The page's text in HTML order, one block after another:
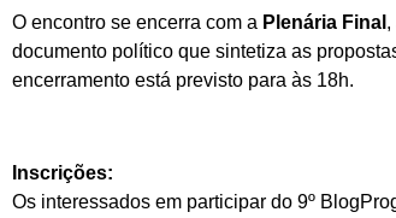
O encontro se encerra com a Plenária Final ,
documento político que sintetiza as
encerramento está previsto para às 18h.
Inscrições:
Os interessados em participar do 9º